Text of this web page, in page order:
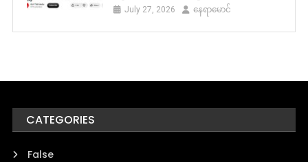
July 27, 2026 နေရာမောင်
CATEGORIES
False